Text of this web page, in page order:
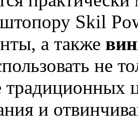
штопору Skil
а также
не
традиционных
и